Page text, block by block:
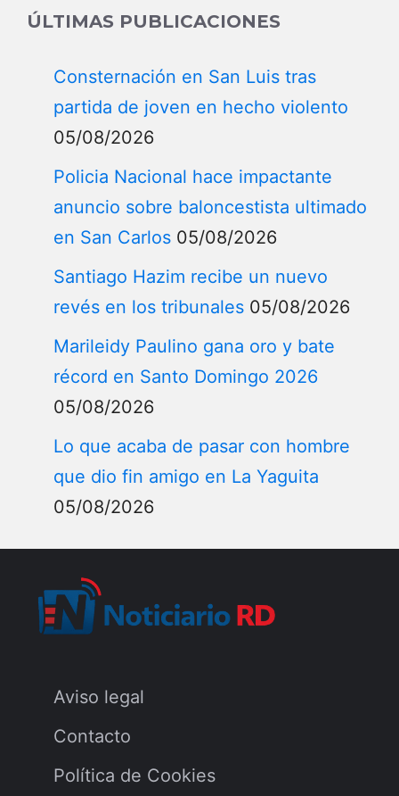
ÚLTIMAS PUBLICACIONES
Consternación en San Luis tras
partida de joven en hecho violento
05/08/2026
Policia Nacional hace impactante
anuncio sobre baloncestista ultimado
en San Carlos 05/08/2026
Santiago Hazim recibe un nuevo
revés en los tribunales 05/08/2026
Marileidy Paulino gana oro y bate
récord en Santo Domingo 2026
05/08/2026
Lo que acaba de pasar con hombre
que dio fin amigo en La Yaguita
05/08/2026
Aviso legal
Contacto
Política de Cookies